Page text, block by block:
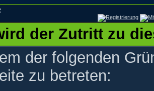
der Zutritt zu
der folgenden
zu betreten: